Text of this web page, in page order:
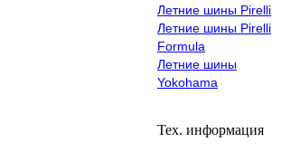
Летние шины Pirelli
Летние шины Pirelli
Formula
Летние шины
Yokohama
Тех. информация